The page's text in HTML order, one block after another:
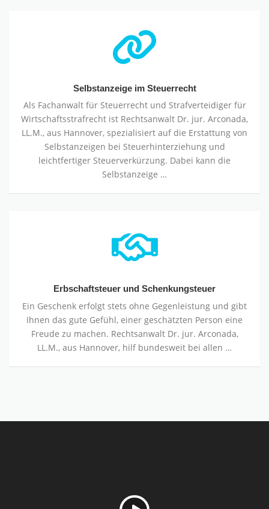
Selbstanzeige im Steuerrecht
Als Fachanwalt für Steuerrecht und Strafverteidiger für
Wirtschaftsstrafrecht ist Rechtsanwalt Dr. jur. Arconada,
LL.M., aus Hannover, spezialisiert auf die Erstattung von
Selbstanzeigen bei Steuerhinterziehung und
leichtfertiger Steuerverkürzung. Dabei kann die
Selbstanzeige …
Erbschaftsteuer und Schenkungsteuer
Ein Geschenk erfolgt stets ohne Gegenleistung und gibt
Ihnen das gute Gefühl, einer geschätzten Person eine
Freude zu machen. Rechtsanwalt Dr. jur. Arconada,
LL.M., aus Hannover, hilf bundesweit bei allen …